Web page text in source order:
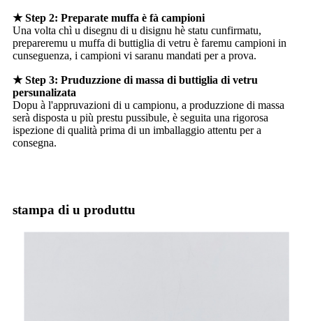
★ Step 2: Preparate muffa è fà campioni
Una volta chì u disegnu di u disignu hè statu cunfirmatu,
prepareremu u muffa di buttiglia di vetru è faremu campioni in
cunseguenza, i campioni vi saranu mandati per a prova.
★ Step 3: Pruduzzione di massa di buttiglia di vetru
persunalizata
Dopu à l'appruvazioni di u campionu, a produzzione di massa
serà disposta u più prestu pussibule, è seguita una rigorosa
ispezione di qualità prima di un imballaggio attentu per a
consegna.
stampa di u produttu